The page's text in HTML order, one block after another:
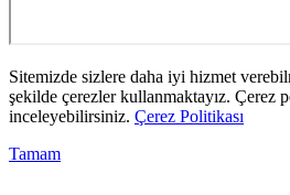
Sitemizde sizlere daha iyi hizmet
şekilde çerezler kullanmaktayız. Çerez
inceleyebilirsiniz. Çerez Politikası
Tamam